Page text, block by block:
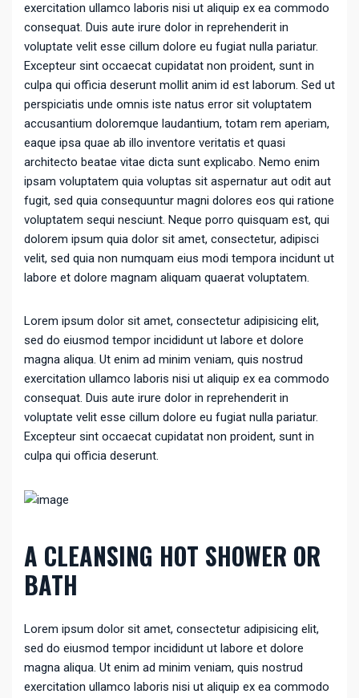
exercitation ullamco laboris nisi ut aliquip ex ea commodo
consequat. Duis aute irure dolor in reprehenderit in
voluptate velit esse cillum dolore eu fugiat nulla pariatur.
Excepteur sint occaecat cupidatat non proident, sunt in
culpa qui officia deserunt mollit anim id est laborum. Sed ut
perspiciatis unde omnis iste natus error sit voluptatem
accusantium doloremque laudantium, totam rem aperiam,
eaque ipsa quae ab illo inventore veritatis et quasi
architecto beatae vitae dicta sunt explicabo. Nemo enim
ipsam voluptatem quia voluptas sit aspernatur aut odit aut
fugit, sed quia consequuntur magni dolores eos qui ratione
voluptatem sequi nesciunt. Neque porro quisquam est, qui
dolorem ipsum quia dolor sit amet, consectetur, adipisci
velit, sed quia non numquam eius modi tempora incidunt ut
labore et dolore magnam aliquam quaerat voluptatem.
Lorem ipsum dolor sit amet, consectetur adipisicing elit,
sed do eiusmod tempor incididunt ut labore et dolore
magna aliqua. Ut enim ad minim veniam, quis nostrud
exercitation ullamco laboris nisi ut aliquip ex ea commodo
consequat. Duis aute irure dolor in reprehenderit in
voluptate velit esse cillum dolore eu fugiat nulla pariatur.
Excepteur sint occaecat cupidatat non proident, sunt in
culpa qui officia deserunt.
A CLEANSING HOT SHOWER OR
BATH
Lorem ipsum dolor sit amet, consectetur adipisicing elit,
sed do eiusmod tempor incididunt ut labore et dolore
magna aliqua. Ut enim ad minim veniam, quis nostrud
exercitation ullamco laboris nisi ut aliquip ex ea commodo